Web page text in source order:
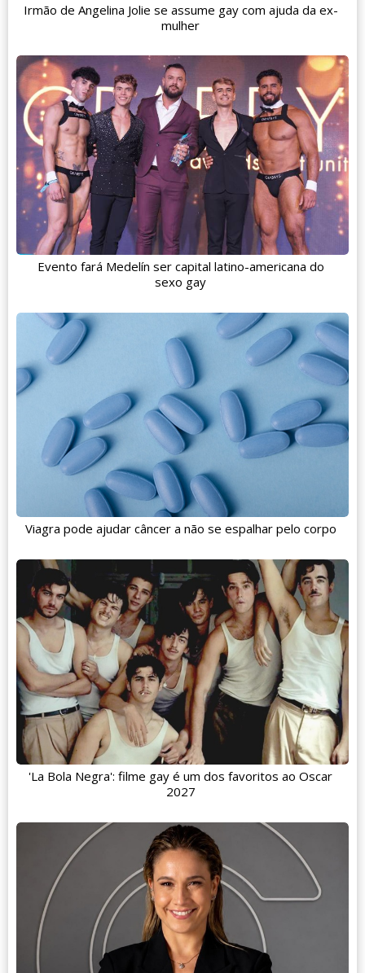
Irmão de Angelina Jolie se assume gay com ajuda da ex-
mulher
Evento fará Medelín ser capital latino-americana do
sexo gay
Viagra pode ajudar câncer a não se espalhar pelo corpo
'La Bola Negra': filme gay é um dos favoritos ao Oscar
2027